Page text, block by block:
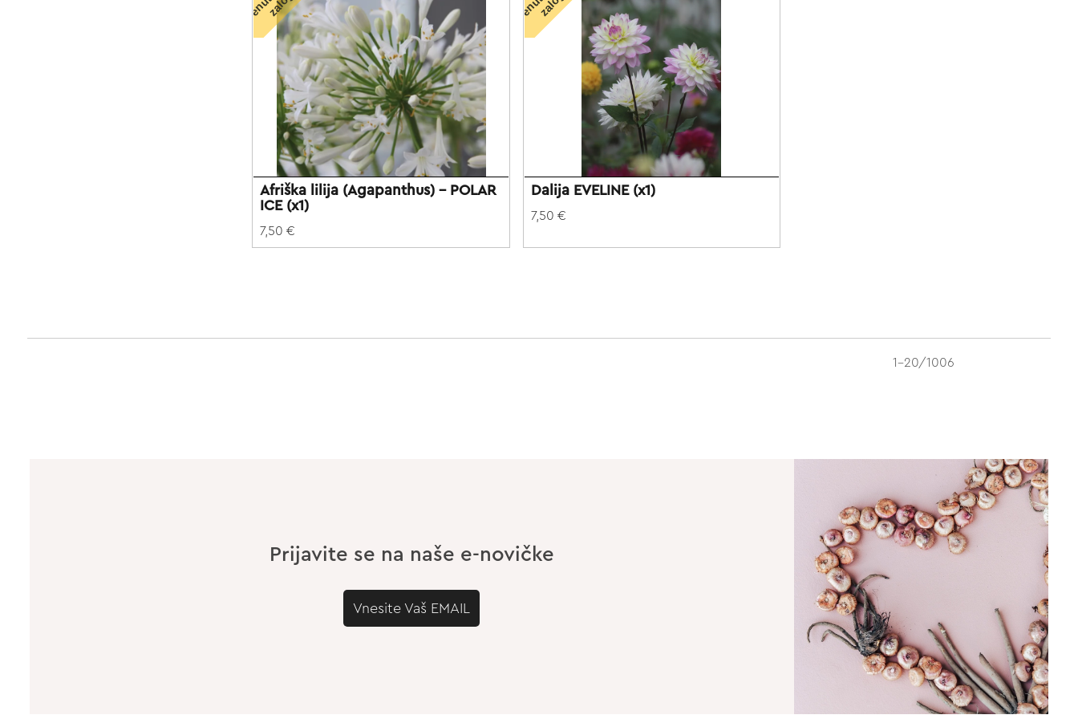
Afriška lilija (Agapanthus) - POLAR
ICE (x1)
7,50 €
Dalija EVELINE (x1)
7,50 €
1-20/1006
Prijavite se na naše e-novičke
Vnesite Vaš EMAIL